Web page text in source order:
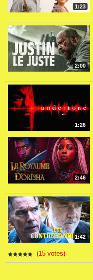
1:23
2:00
1:26
2:46
1:42
(15 votes)